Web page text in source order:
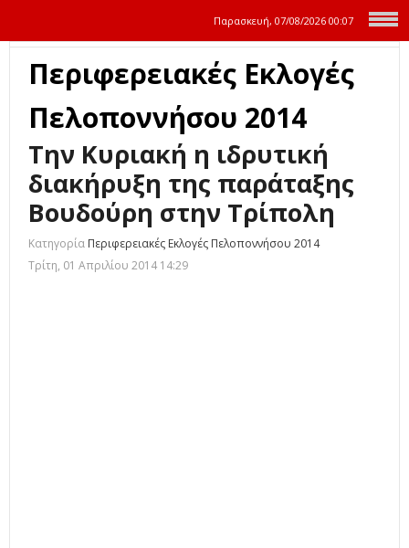
Παρασκευή, 07/08/2026 00:07
Περιφερειακές Εκλογές
Πελοποννήσου 2014
Την Κυριακή η ιδρυτική
διακήρυξη της παράταξης
Βουδούρη στην Τρίπολη
Κατηγορία Περιφερειακές Εκλογές Πελοποννήσου 2014
Τρίτη, 01 Απριλίου 2014 14:29